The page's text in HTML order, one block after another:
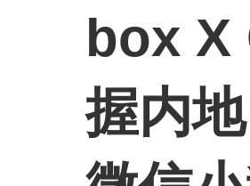
box X
握内